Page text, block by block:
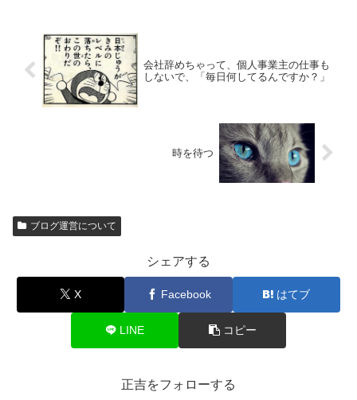
会社辞めちゃって、個人事業主の仕事も
しないで、「毎日何してるんですか？」
時を待つ
ブログ運営について
シェアする
X Facebook はてブ
LINE コピー
正吉をフォローする